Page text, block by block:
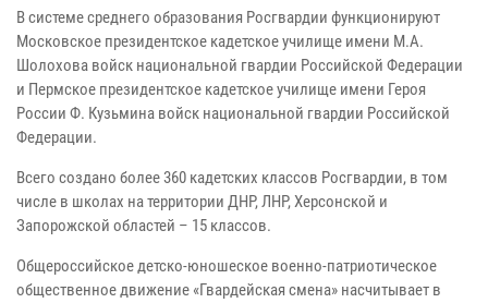
В системе среднего образования Росгвардии функционируют
Московское президентское кадетское училище имени М.А.
Шолохова войск национальной гвардии Российской Федерации
и Пермское президентское кадетское училище имени Героя
России Ф. Кузьмина войск национальной гвардии Российской
Федерации.
Всего создано более 360 кадетских классов Росгвардии, в том
числе в школах на территории ДНР, ЛНР, Херсонской и
Запорожской областей – 15 классов.
Общероссийское детско-юношеское военно-патриотическое
общественное движение «Гвардейская смена» насчитывает в